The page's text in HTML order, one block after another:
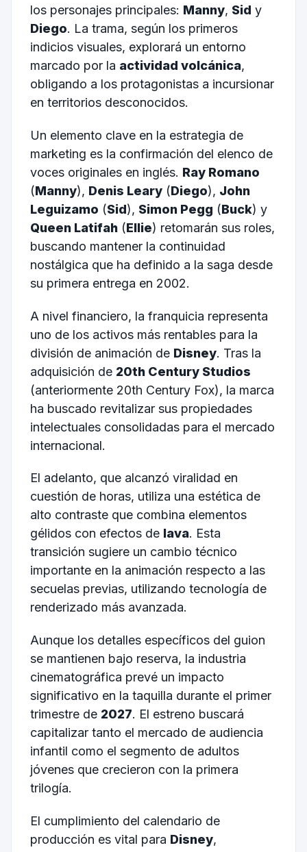
los personajes principales: Manny, Sid y
Diego. La trama, según los primeros
indicios visuales, explorará un entorno
marcado por la actividad volcánica,
obligando a los protagonistas a incursionar
en territorios desconocidos.
Un elemento clave en la estrategia de
marketing es la confirmación del elenco de
voces originales en inglés. Ray Romano
(Manny), Denis Leary(Diego), John
Leguizamo (Sid), Simon Pegg (Buck) y
Queen Latifah(Ellie) retomarán sus roles,
buscando mantener la continuidad
nostálgica que ha definido a la saga desde
su primera entrega en 2002.
A nivel financiero, la franquicia representa
uno de los activos más rentables para la
división de animación de Disney. Tras la
adquisición de 20th Century Studios
(anteriormente 20th Century Fox), la marca
ha buscado revitalizar sus propiedades
intelectuales consolidadas para el mercado
internacional.
El adelanto, que alcanzó viralidad en
cuestión de horas, utiliza una estética de
alto contraste que combina elementos
gélidos con efectos de lava. Esta
transición sugiere un cambio técnico
importante en la animación respecto a las
secuelas previas, utilizando tecnología de
renderizado más avanzada.
Aunque los detalles específicos del guion
se mantienen bajo reserva, la industria
cinematográfica prevé un impacto
significativo en la taquilla durante el primer
trimestre de 2027. El estreno buscará
capitalizar tanto el mercado de audiencia
infantil como el segmento de adultos
jóvenes que crecieron con la primera
trilogía.
El cumplimiento del calendario de
producción es vital para Disney,